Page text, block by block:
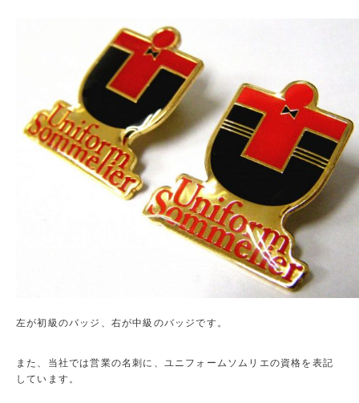
左が初級のバッジ、右が中級のバッジです。
また、当社では営業の名刺に、ユニフォームソムリエの資格を表記
しています。